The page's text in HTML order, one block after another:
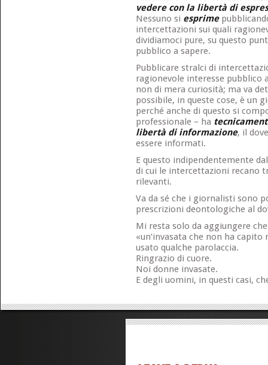
vedere con la libertà di
Nessuno si esprime
intercettazioni sui quali
dividiamoci pure, su questo
pubblico a sapere.
Pubblicare stralci di
ragionevole interesse pubblico
non di mera curiosità; ma va
possibile, in queste cose, è un
perché anche di questo si
professionale – ha
libertà di informazione, il
essere informati.
E questo indipendentemente
di cui le intercettazioni recano
rilevanti.
Va da sé che i giornalisti sono
prescrizioni deontologiche al
Mi resta solo da aggiungere
«un’invasata che non ha capito
usato qualche parolaccia.
Ringrazio di cuore.
Noi donne invasate.
E degli uomini, in questi casi,